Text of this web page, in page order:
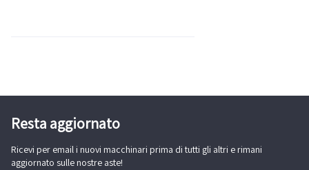
Resta aggiornato
Ricevi per email i nuovi macchinari prima di tutti gli altri e rimani
aggiornato sulle nostre aste!